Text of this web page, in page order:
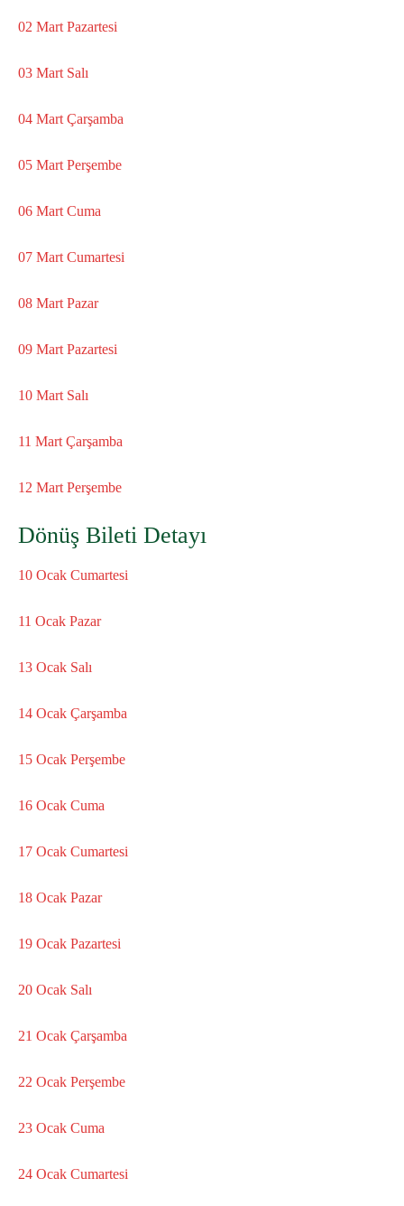
02 Mart Pazartesi
03 Mart Salı
04 Mart Çarşamba
05 Mart Perşembe
06 Mart Cuma
07 Mart Cumartesi
08 Mart Pazar
09 Mart Pazartesi
10 Mart Salı
11 Mart Çarşamba
12 Mart Perşembe
Dönüş Bileti Detayı
10 Ocak Cumartesi
11 Ocak Pazar
13 Ocak Salı
14 Ocak Çarşamba
15 Ocak Perşembe
16 Ocak Cuma
17 Ocak Cumartesi
18 Ocak Pazar
19 Ocak Pazartesi
20 Ocak Salı
21 Ocak Çarşamba
22 Ocak Perşembe
23 Ocak Cuma
24 Ocak Cumartesi